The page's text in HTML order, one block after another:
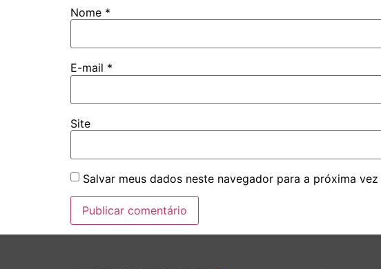
Nome *
E-mail *
Site
Salvar meus dados neste navegador para a próxima